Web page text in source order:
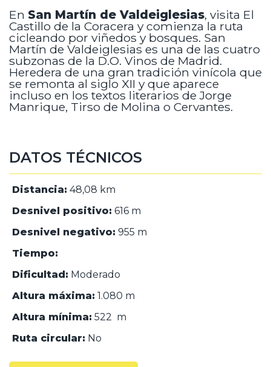
En San Martín de Valdeiglesias, visita El
Castillo de la Coracera y comienza la ruta
cicleando por viñedos y bosques. San
Martín de Valdeiglesias es una de las cuatro
subzonas de la D.O. Vinos de Madrid.
Heredera de una gran tradición vinícola que
se remonta al siglo XII y que aparece
incluso en los textos literarios de Jorge
Manrique, Tirso de Molina o Cervantes.
DATOS TÉCNICOS
Distancia: 48,08 km
Desnivel positivo: 616 m
Desnivel negativo: 955 m
Tiempo:
Dificultad: Moderado
Altura máxima: 1.080 m
Altura mínima: 522 m
Ruta circular: No